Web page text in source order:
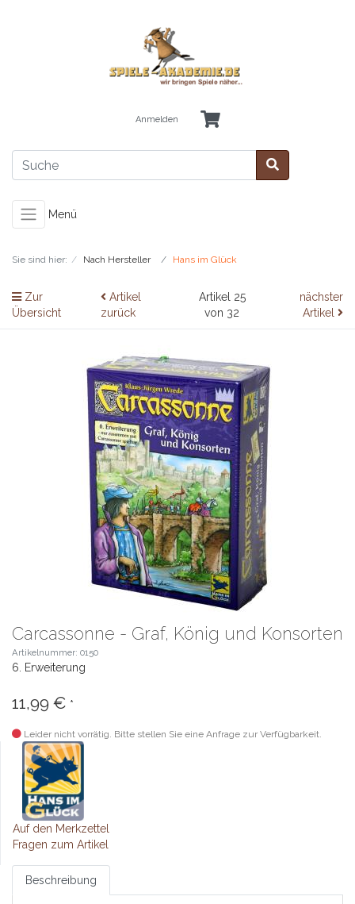
Anmelden
Menü
Sie sind hier: Nach Hersteller Hans im Glück
Zur
Übersicht
Artikel
zurück
Artikel 25
von 32
nächster
Artikel
Carcassonne - Graf, König und Konsorten
Artikelnummer: 0150
6. Erweiterung
11,99 € *
Leider nicht vorrätig. Bitte stellen Sie eine Anfrage zur Verfügbarkeit.
Auf den Merkzettel
Fragen zum Artikel
Beschreibung